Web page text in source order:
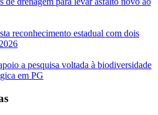
reconhecimento estadual com dois
a pesquisa voltada à biodiversidade
em PG